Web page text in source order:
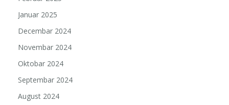
Januar 2025
Decembar 2024
Novembar 2024
Oktobar 2024
Septembar 2024
August 2024